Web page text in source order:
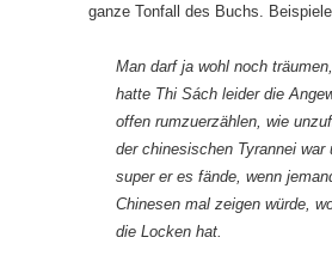
ganze Tonfall des Buchs.
Man darf ja wohl noch
hatte Thi Sách leider die
offen rumzuerzählen, wie
der chinesischen Tyrannei war
super er es fände, wenn
Chinesen mal zeigen würde,
die Locken hat.